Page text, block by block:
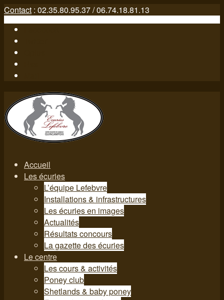
Contact : 02.35.80.95.37 / 06.74.18.81.13
Accueil
Les écuries
L’équipe Lefebvre
Installations & infrastructures
Les écuries en images
Actualités
Résultats concours
La gazette des écuries
Le centre
Les cours & activités
Poney club
Shetlands & baby poney